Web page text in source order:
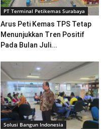
PT Terminal Petikemas Surabaya
Arus Peti Kemas TPS Tetap
Menunjukkan Tren Positif
Pada Bulan Juli...
Solusi Bangun Indonesia